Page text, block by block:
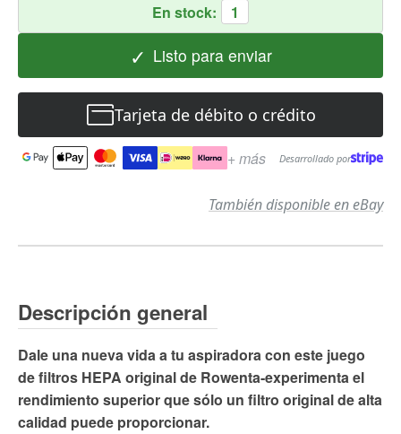
En stock: 1
✓ Listo para enviar
Tarjeta de débito o crédito
+ más Desarrollado por
También disponible en eBay
Descripción general
Dale una nueva vida a tu aspiradora con este juego
de filtros HEPA original de Rowenta-experimenta el
rendimiento superior que sólo un filtro original de alta
calidad puede proporcionar.